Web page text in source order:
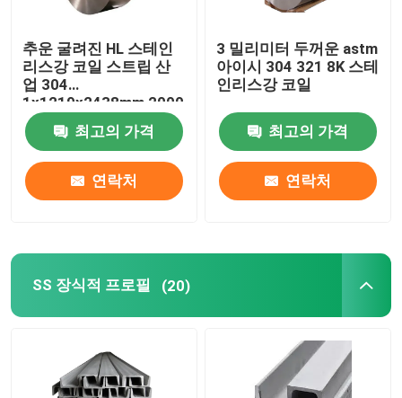
추운 굴려진 HL 스테인
리스강 코일 스트립 산
업 304
1x1219x2438mm 2000
밀리미터
최고의 가격
연락처
3 밀리미터 두꺼운 astm
아이시 304 321 8K 스테
인리스강 코일
최고의 가격
연락처
SS 장식적 프로필 (20)